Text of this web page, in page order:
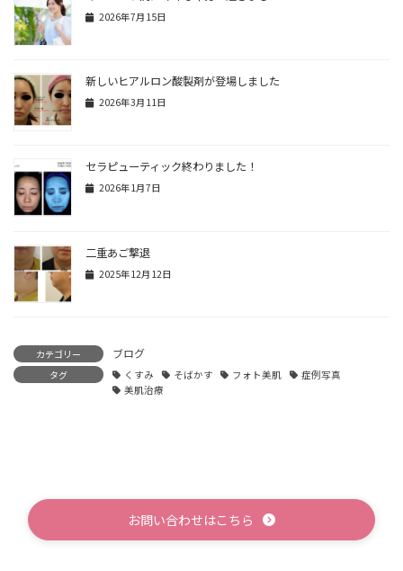
2026年7月15日
新しいヒアルロン酸製剤が登場しました
2026年3月11日
セラピューティック終わりました！
2026年1月7日
二重あご撃退
2025年12月12日
カテゴリー ブログ
タグ くすみ そばかす フォト美肌
症例写真
美肌治療
お問い合わせはこちら